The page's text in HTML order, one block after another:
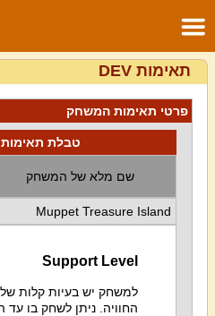
תאימות DEV
פרטי תאימות המשחק
טבלת
שם מלא של המשחק
Muppet Treasure Island
Support Level
למשחק יש בעיות קלות
החוויה. ניתן לשחק בו עד